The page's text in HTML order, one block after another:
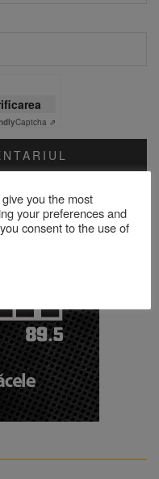
Captcha ⇗
.
you the most
your preferences and
consent to the use of